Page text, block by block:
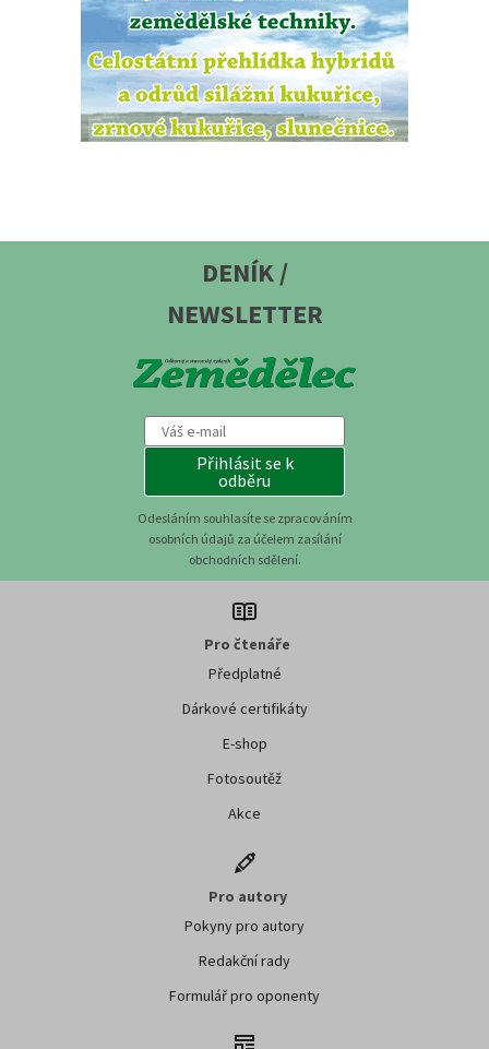
DENÍK /
NEWSLETTER
Přihlásit se k
odběru
Odesláním souhlasíte se zpracováním
osobních údajů za účelem zasílání
obchodních sdělení.
Pro čtenáře
Předplatné
Dárkové certifikáty
E-shop
Fotosoutěž
Akce
Pro autory
Pokyny pro autory
Redakční rady
Formulář pro oponenty